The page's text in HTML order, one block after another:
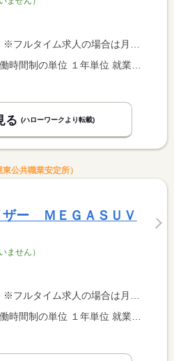
（換算額）、パート求人の場合は時間額を表示しています。
る (ハローワークより転載)
公共職業安定所）
ザー ＭＥＧＡＳＵＶ
ません）
（換算額）、パート求人の場合は時間額を表示しています。